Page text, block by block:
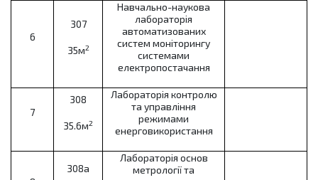
6
307
35м2
Навчально-наукова
лабораторія
автоматизованих
систем моніторингу
системами
електропостачання
7
308
35.6м2
Лабораторія контролю
та управління
режимами
енерговикористання
308а
Лабораторія основ
метрології та